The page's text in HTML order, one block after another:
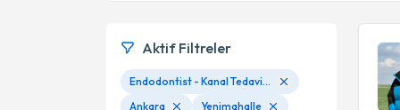
Aktif Filtreler
Endodontist - Kanal Tedavisi Uzmanı
Ankara
Yenimahalle